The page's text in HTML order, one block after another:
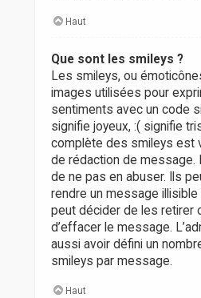
Haut
Que sont les smileys ?
Les smileys, ou
images utilisées pour
sentiments avec un code
signifie joyeux, :( signifie
complète des smileys est
de rédaction de
de ne pas en abuser. Ils
rendre un message
peut décider de les retirer
d’effacer le message.
aussi avoir défini un
smileys par message.
Haut